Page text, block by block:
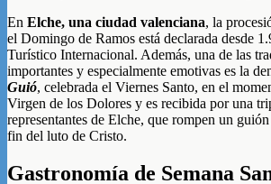
En Elche, una ciudad valenciana, la
el Domingo de Ramos está declarada desde
Turístico Internacional. Además, una de las
importantes y especialmente emotivas es la
Guió, celebrada el Viernes Santo, en el
Virgen de los Dolores y es recibida por una
representantes de Elche, que rompen un
fin del luto de Cristo.
Gastronomía de Semana